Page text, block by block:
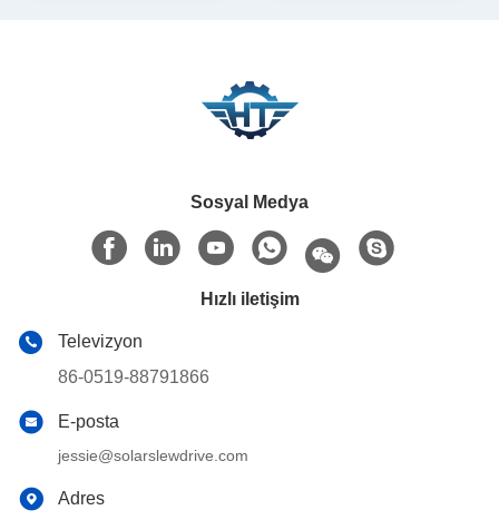
Sosyal Medya
Hızlı iletişim
Televizyon
86-0519-88791866
E-posta
jessie@solarslewdrive.com
Adres